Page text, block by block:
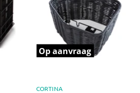
Op aanvraag
CORTINA